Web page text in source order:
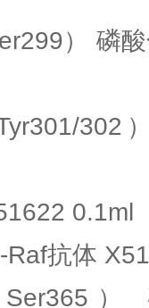
） 磷
0.1ml
抗体
Ser365